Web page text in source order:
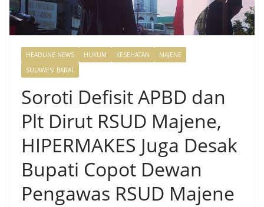
HEADLINE NEWS HUKUM KESEHATAN
MAJENE
SULAWESI BARAT
Soroti Defisit APBD dan
Plt Dirut RSUD Majene,
HIPERMAKES Juga Desak
Bupati Copot Dewan
Pengawas RSUD Majene